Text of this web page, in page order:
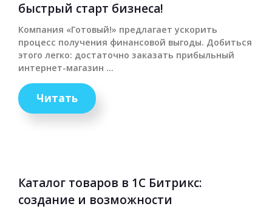
быстрый старт бизнеса!
Компания «Готовый!» предлагает ускорить
процесс получения финансовой выгоды. Добиться
этого легко: достаточно заказать прибыльный
интернет-магазин ...
Читать
Каталог товаров в 1С Битрикс:
создание и возможности